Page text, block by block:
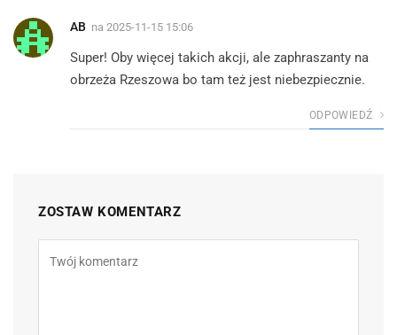
AB na 2025-11-15 15:06
Super! Oby więcej takich akcji, ale zaphraszanty na
obrzeża Rzeszowa bo tam też jest niebezpiecznie.
ODPOWIEDŹ
ZOSTAW KOMENTARZ